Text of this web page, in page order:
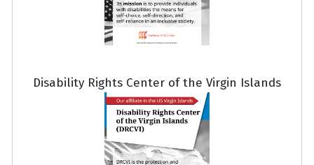
Disability Rights Center of the Virgin Islands